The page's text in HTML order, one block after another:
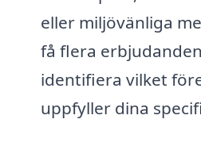
eller miljövänliga
få flera
identifiera vilket
uppfyller dina